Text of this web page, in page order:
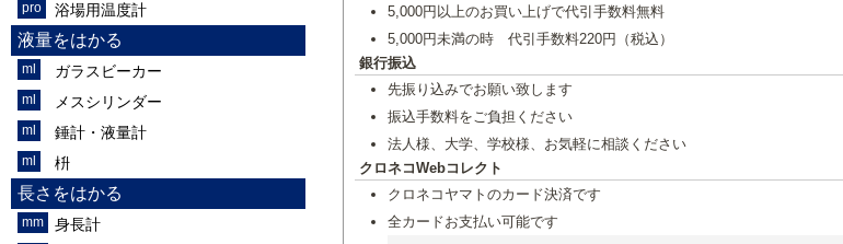
5,000円以上のお買い上げで代引手数料無料
5,000円未満の時 代引手数料220円（税込）
銀行振込
先振り込みでお願い致します
振込手数料をご負担ください
法人様、大学、学校様、お気軽に相談ください
クロネコWebコレクト
クロネコヤマトのカード決済です
全カードお支払い可能です
浴場用温度計
液量をはかる
ガラスビーカー
メスシリンダー
錘計・液量計
枡
長さをはかる
身長計